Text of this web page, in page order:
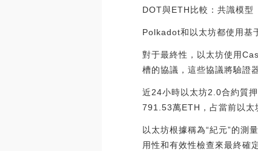
DOT與ETH比較：共識模型
Polkadot和以太坊都使用基
對于最終性，以太坊使用
槽的協議，這些協議將驗證
近24小時以太坊2.0合約質
791.53萬ETH，占當前以
以太坊根據稱為“紀元”的測
用性和有效性檢查來最終確